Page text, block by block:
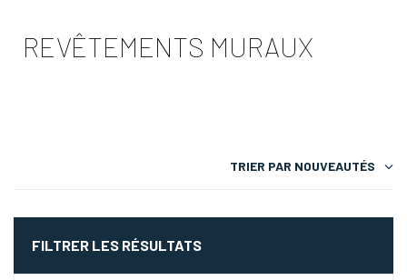
REVÊTEMENTS MURAUX
TRIER PAR NOUVEAUTÉS
FILTRER LES RÉSULTATS